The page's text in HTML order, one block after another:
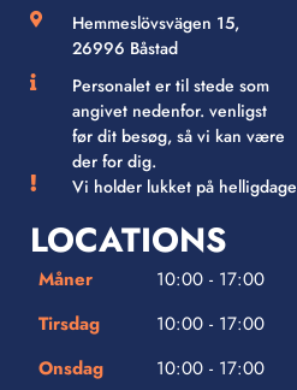
Hemmeslövsvägen 15,
26996 Båstad
Personalet er til stede som
angivet nedenfor. venligst
før dit besøg, så vi kan være
der for dig.
Vi holder lukket på helligdage
LOCATIONS
Måner
10:00 - 17:00
Tirsdag
10:00 - 17:00
Onsdag
10:00 - 17:00